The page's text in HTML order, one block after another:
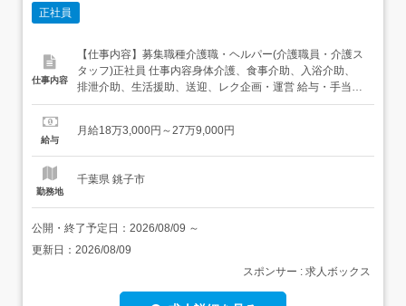
正社員
仕事内容
【仕事内容】募集職種介護職・ヘルパー(介護職員・介護ス
タッフ)正社員 仕事内容身体介護、食事介助、入浴介助、
排泄介助、生活援助、送迎、レク企画・運営 給与・手当<
給与>月給183,000〜279,000円<基本給>164,000〜
額:30,000円処遇改善手当:19,000〜41,000円扶養手当:...
給与
月給18万3,000円～27万9,000円
勤務地
千葉県 銚子市
公開・終了予定日： 2026/08/09 ～
更新日： 2026/08/09
スポンサー : 求人ボックス